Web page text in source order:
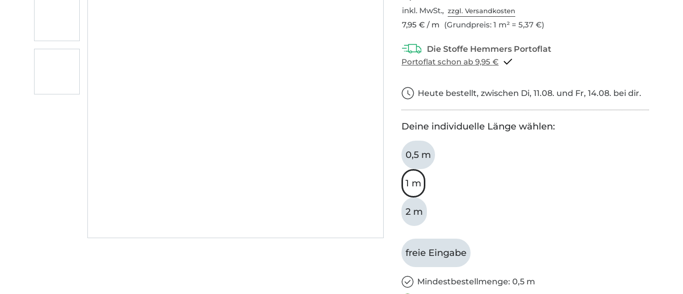
inkl. MwSt.,zzgl. Versandkosten
7,95 € / m (Grundpreis: 1 m² = 5,37 €)
Portoflat schon ab 9,95 €
Heute bestellt, zwischen Di, 11.08. und Fr, 14.08. bei dir.
Deine individuelle Länge wählen:
0,5 m
1 m
2 m
freie Eingabe
Mindestbestellmenge: 0,5 m